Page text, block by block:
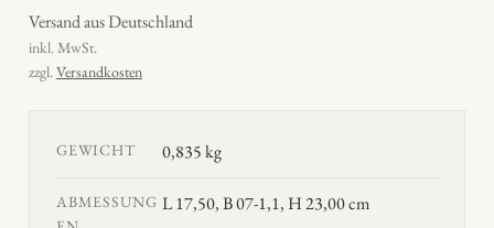
Versand aus Deutschland
inkl. MwSt.
zzgl.Versandkosten
GEWICHT 0,835 kg
ABMESSUNG L 17,50, B 07-1,1, H 23,00 cm